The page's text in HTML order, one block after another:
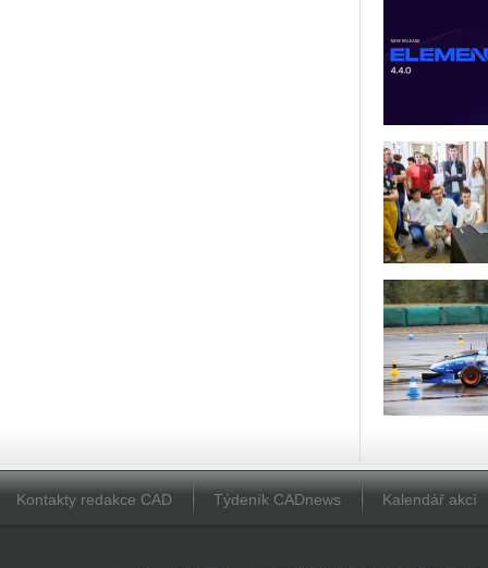
Kontakty redakce CAD Týdeník CADnews Kalendář akcí